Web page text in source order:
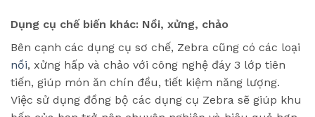
Dụng cụ chế biến khác: Nồi, xửng, chảo
Bên cạnh các dụng cụ sơ chế, Zebra cũng có các loại
nồi, xửng hấp và chảo với công nghệ đáy 3 lớp tiên
tiến, giúp món ăn chín đều, tiết kiệm năng lượng.
Việc sử dụng đồng bộ các dụng cụ Zebra sẽ giúp khu